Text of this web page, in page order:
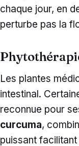
chaque jour, en
perturbe pas la
Les plantes
intestinal.
reconnue pour
curcuma,
puissant